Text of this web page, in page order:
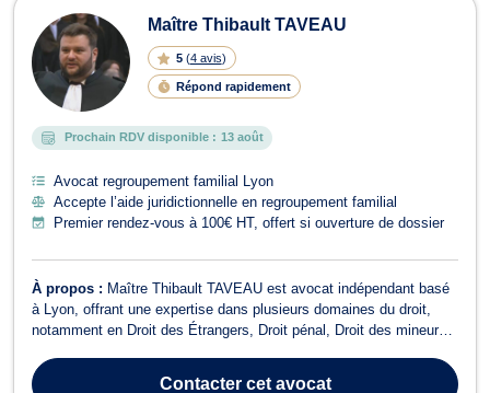
Maître Thibault TAVEAU
5 (4 avis)
Répond rapidement
Prochain RDV disponible : 13 août
Avocat regroupement familial Lyon
Accepte l’aide juridictionnelle en regroupement familial
Premier rendez-vous à 100€ HT, offert si ouverture de dossier
À propos : Maître Thibault TAVEAU est avocat indépendant basé
à Lyon, offrant une expertise dans plusieurs domaines du droit,
notamment en Droit des Étrangers, Droit pénal, Droit des mineurs,
victimes. En Droit des Étrangers, Maître TAVEAU accompagne et
Contactercet avocat